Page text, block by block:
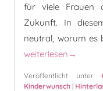
für viele Frauen
Zukunft. In
neutral, worum es
Social Freezing:
weiterlesen →
Veröffentlicht unter
Kinderwunsch |